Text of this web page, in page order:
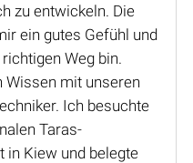
zu entwickeln. Die
ein gutes Gefühl und
Weg bin.
Wissen mit unseren
Ich besuchte
Taras-
in Kiew und belegte